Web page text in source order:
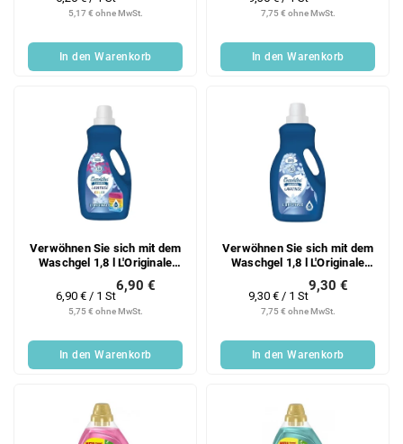
5,17 € ohne MwSt.
In den Warenkorb
7,75 € ohne MwSt.
In den Warenkorb
Verwöhnen Sie sich mit dem
Waschgel 1,8 l L'Originale
Color 36PD
5,75 € ohne MwSt.
6,90 €
Verkaufspreis:
6,90 € / 1 St
In den Warenkorb
Verwöhnen Sie sich mit dem
Waschgel 1,8 l L'Originale
36PD
7,75 € ohne MwSt.
9,30 €
Verkaufspreis:
9,30 € / 1 St
In den Warenkorb